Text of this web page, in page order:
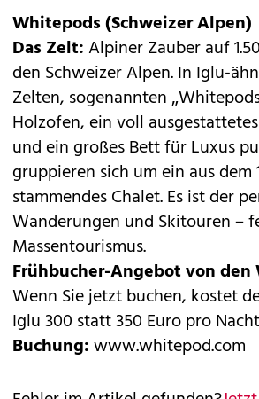
Whitepods (Schweizer Alpen)
Das Zelt:Alpiner Zauber auf
den Schweizer Alpen. In Iglu-
Zelten, sogenannten
Holzofen, ein voll
und ein großes Bett für Luxus
gruppieren sich um ein aus dem
stammendes Chalet. Es ist der
Wanderungen und Skitouren –
Massentourismus.
Frühbucher-Angebot von
Wenn Sie jetzt buchen, kostet
Iglu 300 statt 350 Euro pro
Buchung:www.whitepod.com